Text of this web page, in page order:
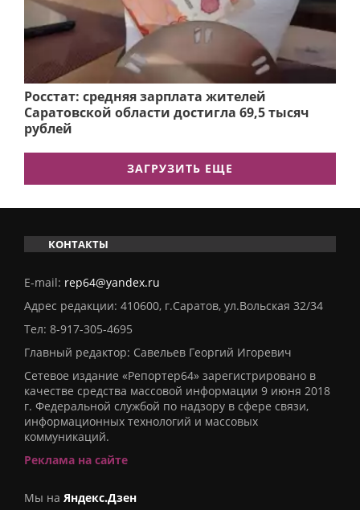
Росстат: средняя зарплата жителей
Саратовской области достигла 69,5 тысяч
рублей
ЗАГРУЗИТЬ ЕЩЕ
КОНТАКТЫ
E-mail: rep64@yandex.ru
Адрес редакции: 410600, г.Саратов, ул.Вольская 32/34
Тел: 8-917-305-4695
Главный редактор: Савельев Георгий Игоревич
Сетевое издание «Репортер64» зарегистрировано в
качестве средства массовой информации 9 июня 2018
г. Федеральной службой по надзору в сфере связи,
информационных технологий и массовых
коммуникаций.
Реклама на сайте
Мы на Яндекс.Дзен